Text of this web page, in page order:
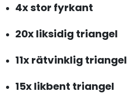
4x stor fyrkant
20x liksidig triangel
11x rätvinklig triangel
15x likbent triangel